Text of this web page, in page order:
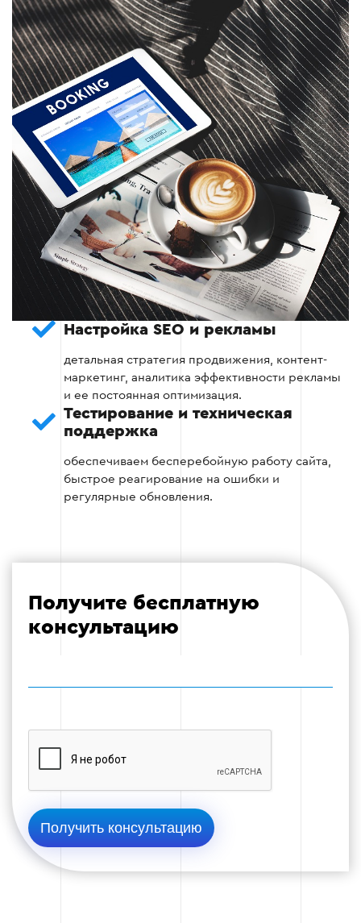
Настройка SEO и рекламы
детальная стратегия продвижения, контент-
маркетинг, аналитика эффективности рекламы
и ее постоянная оптимизация.
Тестирование и техническая
поддержка
обеспечиваем бесперебойную работу сайта,
быстрое реагирование на ошибки и
регулярные обновления.
Получите бесплатную
консультацию